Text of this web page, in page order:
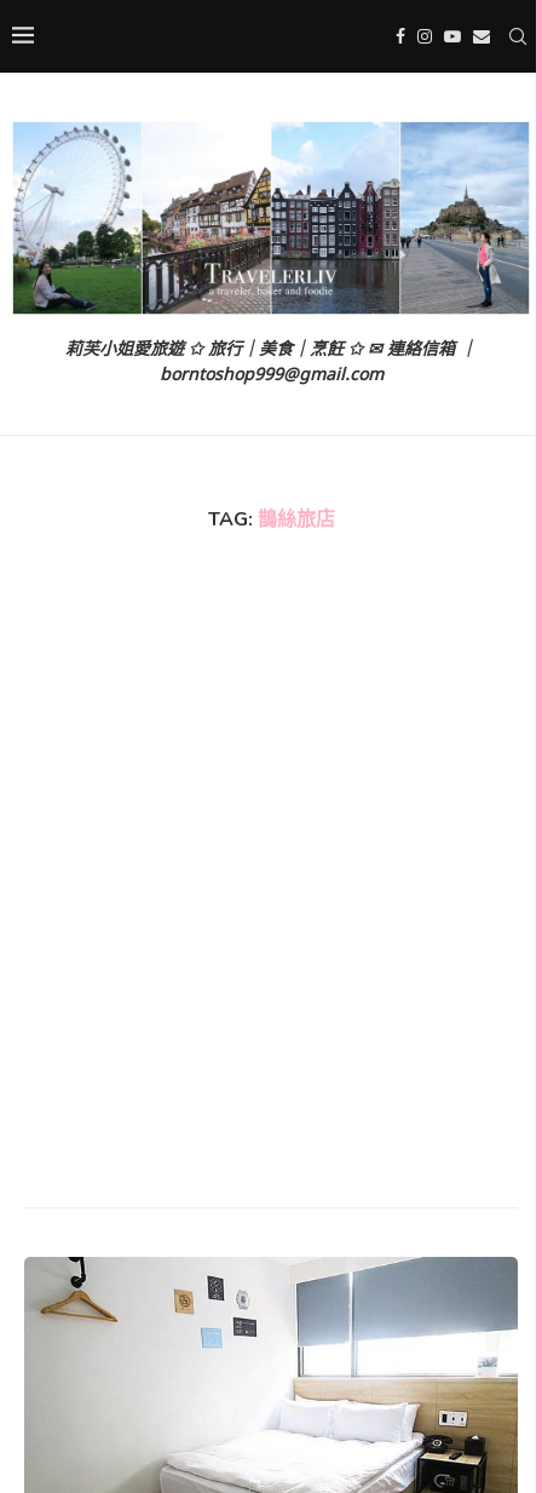
莉芙小姐愛旅遊 ✩ 旅行｜美食｜烹飪 ✩ ✉ 連絡信箱 ｜
borntoshop999@gmail.com
TAG: 鵲絲旅店